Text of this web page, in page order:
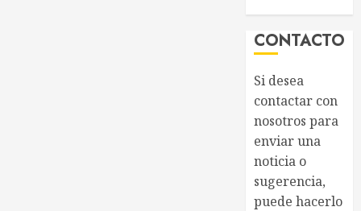
CONTACTO
Si desea
contactar con
nosotros para
enviar una
noticia o
sugerencia,
puede hacerlo